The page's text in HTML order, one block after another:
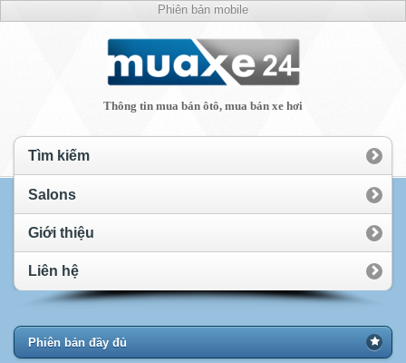
Phiên bản mobile
Thông tin mua bán ôtô, mua bán xe hơi
Tìm kiếm
Salons
Giới thiệu
Liên hệ
Phiên bản đầy đủ